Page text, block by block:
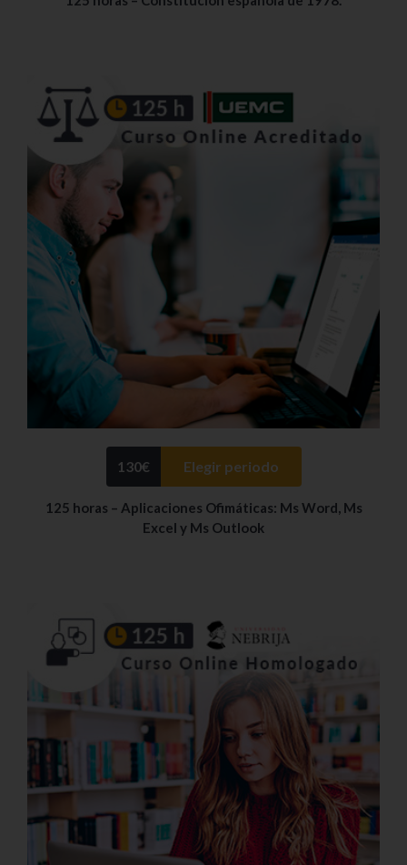
130€ Elegir periodo
125 horas – Aplicaciones Ofimáticas: Ms Word, Ms
Excel y Ms Outlook